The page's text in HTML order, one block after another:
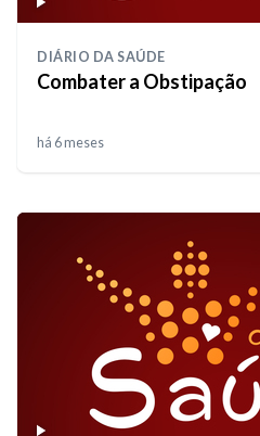
DIÁRIO DA SAÚDE
Combater a Obstipação
há 6 meses